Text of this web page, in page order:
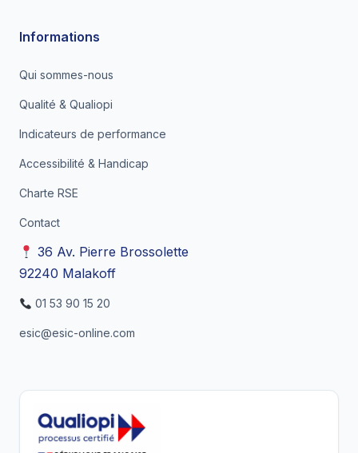
Informations
Qui sommes-nous
Qualité & Qualiopi
Indicateurs de performance
Accessibilité & Handicap
Charte RSE
Contact
36 Av. Pierre Brossolette
92240 Malakoff
01 53 90 15 20
esic@esic-online.com